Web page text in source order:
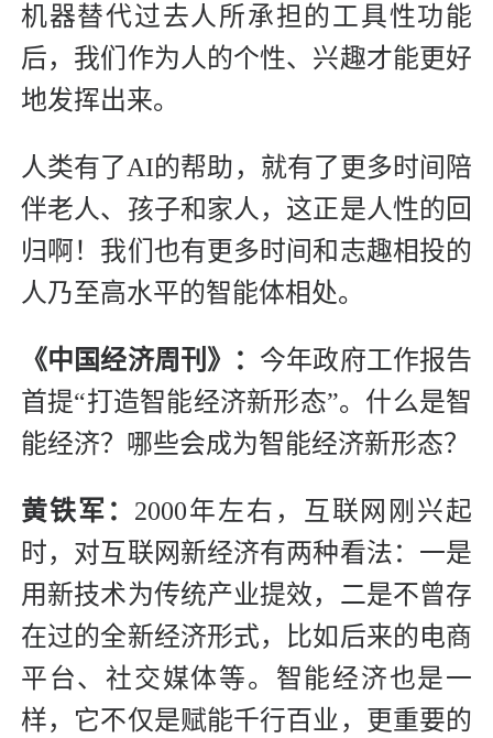
机器替代过去人所承担的工具性功能
后，我们作为人的个性、兴趣才能更好
地发挥出来。
人类有了AI的帮助，就有了更多时间陪
伴老人、孩子和家人，这正是人性的回
归啊！我们也有更多时间和志趣相投的
人乃至高水平的智能体相处。
《中国经济周刊》： 今年政府工作报告
首提“打造智能经济新形态”。什么是智
能经济？哪些会成为智能经济新形态？
黄铁军： 2000年左右，互联网刚兴起
时，对互联网新经济有两种看法：一是
用新技术为传统产业提效，二是不曾存
在过的全新经济形式，比如后来的电商
平台、社交媒体等。智能经济也是一
样，它不仅是赋能千行百业，更重要的